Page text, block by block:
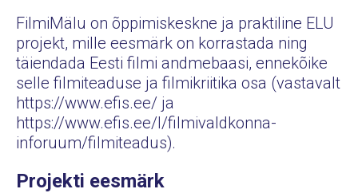
FilmiMälu on õppimiskeskne ja praktiline ELU
projekt, mille eesmärk on korrastada ning
täiendada Eesti filmi andmebaasi, ennekõike
selle filmiteaduse ja filmikriitika osa (vastavalt
https://www.efis.ee/ ja
https://www.efis.ee/l/filmivaldkonna-
inforuum/filmiteadus).
Projekti eesmärk